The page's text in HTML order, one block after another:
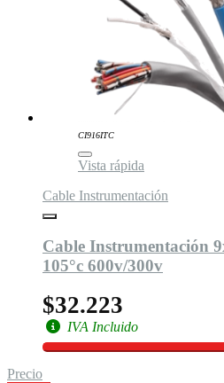
CI916ITC
Vista rápida
Cable Instrumentación
Cable Instrumentación
105°c 600v/300v
$32.223
IVA Incluido
Precio